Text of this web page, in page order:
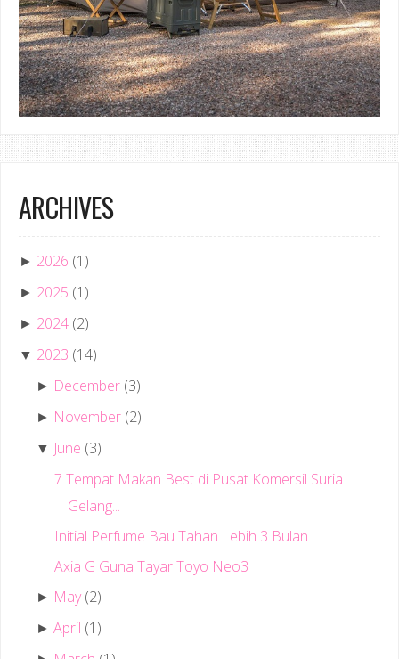
ARCHIVES
► 2026 (1)
► 2025 (1)
► 2024 (2)
▼ 2023 (14)
► December (3)
► November (2)
▼ June (3)
7 Tempat Makan Best di Pusat Komersil Suria
Gelang...
Initial Perfume Bau Tahan Lebih 3 Bulan
Axia G Guna Tayar Toyo Neo3
► May (2)
►April (1)